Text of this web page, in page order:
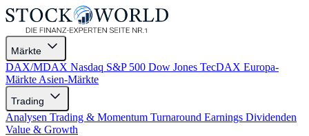
Märkte
DAX/MDAX Nasdaq S&P 500 Dow Jones TecDAX Europa-
Märkte Asien-Märkte
Trading
Analysen Trading & Momentum Turnaround Earnings Dividenden
Value & Growth